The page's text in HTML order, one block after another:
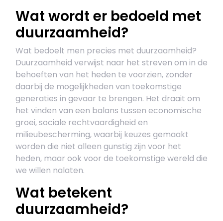
Wat wordt er bedoeld met
duurzaamheid?
Wat bedoelt men precies met duurzaamheid?
Duurzaamheid verwijst naar het streven om in de
behoeften van het heden te voorzien, zonder
daarbij de mogelijkheden van toekomstige
generaties in gevaar te brengen. Het draait om
het vinden van een balans tussen economische
groei, sociale rechtvaardigheid en
milieubescherming, waarbij keuzes gemaakt
worden die niet alleen gunstig zijn voor het
heden, maar ook voor de toekomstige wereld die
we willen nalaten.
Wat betekent
duurzaamheid?